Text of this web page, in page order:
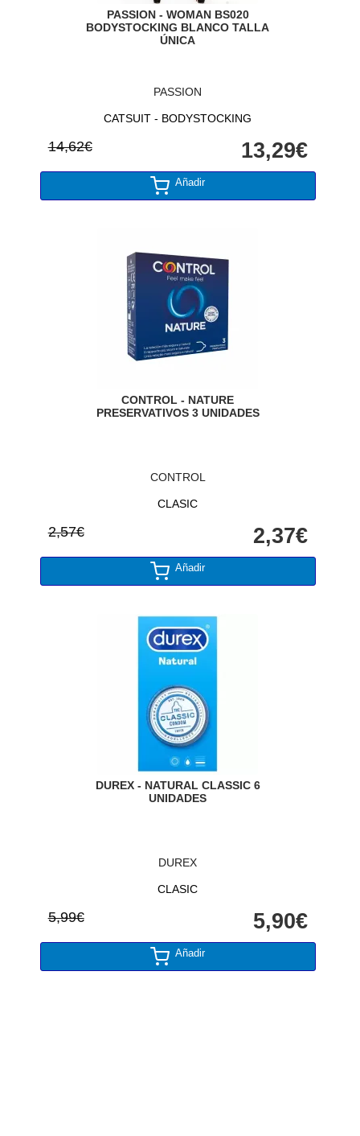
PASSION - WOMAN BS020
BODYSTOCKING BLANCO TALLA
ÚNICA
PASSION
CATSUIT - BODYSTOCKING
14,62€ 13,29€
Añadir
CONTROL - NATURE
PRESERVATIVOS 3 UNIDADES
CONTROL
CLASIC
2,57€ 2,37€
Añadir
DUREX - NATURAL CLASSIC 6
UNIDADES
DUREX
CLASIC
5,99€ 5,90€
Añadir